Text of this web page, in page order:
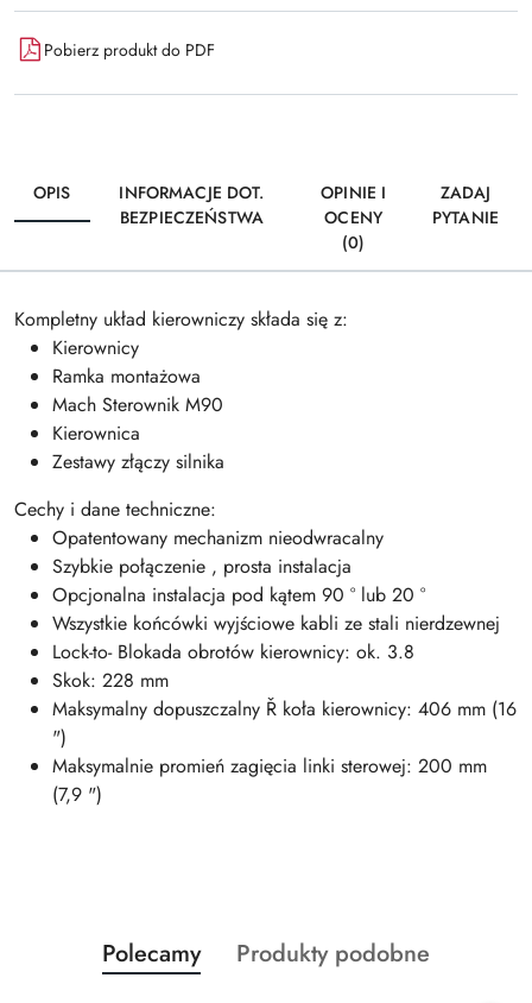
Pobierz produkt do PDF
OPIS
INFORMACJE DOT.
BEZPIECZEŃSTWA
OPINIE I
OCENY
(0)
ZADAJ
PYTANIE
Kompletny układ kierowniczy składa się z:
Kierownicy
Ramka montażowa
Mach Sterownik M90
Kierownica
Zestawy złączy silnika
Cechy i dane techniczne:
Opatentowany mechanizm nieodwracalny
Szybkie połączenie , prosta instalacja
Opcjonalna instalacja pod kątem 90 ° lub 20 °
Wszystkie końcówki wyjściowe kabli ze stali nierdzewnej
Lock-to- Blokada obrotów kierownicy: ok. 3.8
Skok: 228 mm
Maksymalny dopuszczalny Ř koła kierownicy: 406 mm (16
")
Maksymalnie promień zagięcia linki sterowej: 200 mm
(7,9 ")
Pomiń karuzelę produktów
Produkty
o
Polecamy
Produkty
Produkty podobne